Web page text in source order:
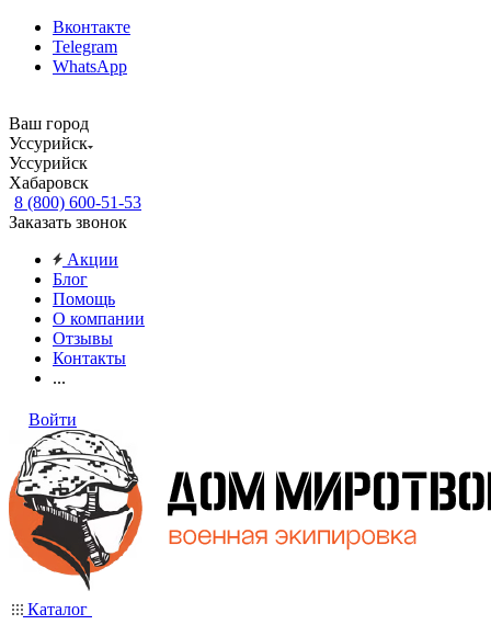
Вконтакте
Telegram
WhatsApp
Ваш город
Уссурийск
Уссурийск
Хабаровск
8 (800) 600-51-53
Заказать звонок
Акции
Блог
Помощь
О компании
Отзывы
Контакты
...
Войти
Каталог